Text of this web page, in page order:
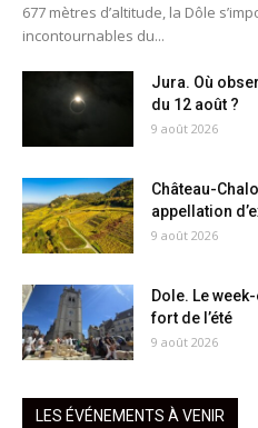
677 mètres d’altitude, la Dôle
incontournables du...
Jura. Où
du 12 août ?
9 août 2026
Château-
appellation
9 août 2026
Dole. Le
fort de l’été
9 août 2026
LES ÉVÉNEMENTS À VENIR